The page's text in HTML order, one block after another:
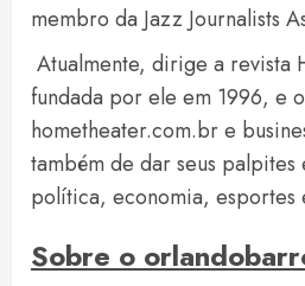
membro da Jazz Journalists
Atualmente, dirige a revista
fundada por ele em 1996, e
hometheater.com.br e
também de dar seus palpites
política, economia, esportes
Sobre o